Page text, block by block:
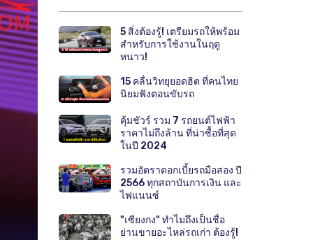
5 สิ่งต้องรู้! เตรียมรถให้พร้อม
สำหรับการใช้งานในฤดู
หนาว!
15 คลื่นวิทยุยอดฮิต ที่คนไทย
นิยมฟังตอนขับรถ
คุ้มชัวร์ รวม 7 รถยนต์ไฟฟ้า
ราคาไม่ถึงล้าน ที่น่าซื้อที่สุด
ในปี 2024
รวมอัตราดอกเบี้ยรถมือสอง ปี
2566 ทุกสถาบันการเงิน และ
ไฟแนนซ์
"เซียงกง" ทำไมถึงเป็นชื่อ
ย่านขายอะไหล่รถเก่า ต้องรู้!